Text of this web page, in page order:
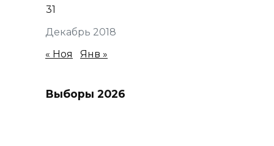
Декабрь 2018
31
« Ноя Янв »
Выборы 2026